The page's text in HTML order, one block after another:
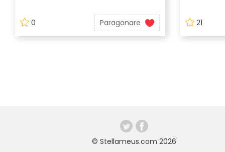
0 Paragonare 21
© Stellameus.com 2026